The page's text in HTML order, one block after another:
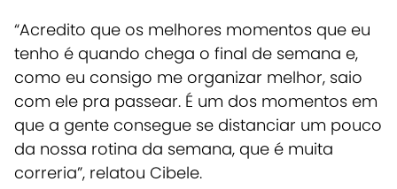
“Acredito que os melhores momentos que eu
tenho é quando chega o final de semana e,
como eu consigo me organizar melhor, saio
com ele pra passear. É um dos momentos em
que a gente consegue se distanciar um pouco
da nossa rotina da semana, que é muita
correria”, relatou Cibele.